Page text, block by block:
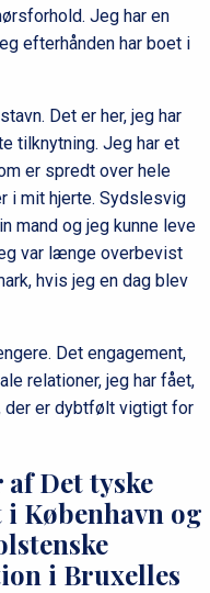
Jeg har en
efterhånden har boet i
Det er her, jeg har
tilknytning. Jeg har et
er spredt over hele
i mit hjerte. Sydslesvig
mand og jeg kunne leve
var længe overbevist
hvis jeg en dag blev
Det engagement,
relationer, jeg har fået,
er dybtfølt vigtigt for
Det tyske
København og
i Bruxelles